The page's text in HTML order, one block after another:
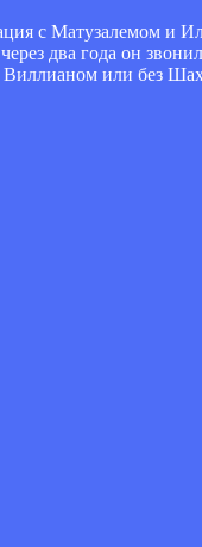
с Матузалемом и
два года он
или без